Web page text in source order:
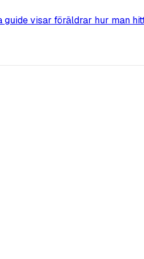
visar föräldrar hur man